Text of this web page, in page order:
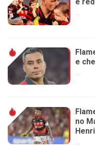
...
e
no
...